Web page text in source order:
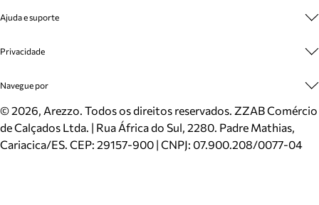
Venda Corporativa
Mapa do Site
Inverno
Mundo Arezzo
Plano de Negócio
Ajuda e suporte
Cadastro
Meus Pedidos
Trocas e Devoluções
Cartão Presente
Localizador de lojas
Privacidade
Politica e Privacidade
Navegue por
Sapatos
Bolsas
Scarpins
©2026, Arezzo. Todos os direitos reservados. ZZAB Comércio
de Calçados Ltda. | Rua África do Sul, 2280. Padre Mathias,
Cariacica/ES. CEP: 29157-900 | CNPJ: 07.900.208/0077-04